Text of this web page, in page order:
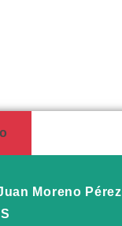
Moreno Pérez